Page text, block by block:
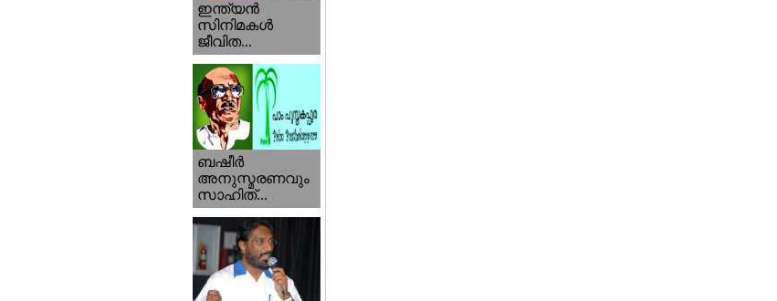
ഇന്ത്യന്‍
സിനിമകള്‍
ജീവിത...
ബഷീര്‍
അനുസ്മരണവും
സാഹിത്...